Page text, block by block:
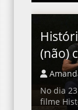
(não)
No dia
filme